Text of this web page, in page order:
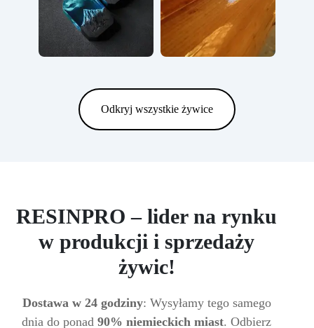
Odkryj wszystkie żywice
RESINPRO – lider na rynku
w produkcji i sprzedaży
żywic!
Dostawa w 24 godziny: Wysyłamy tego samego
dnia do ponad 90% niemieckich miast. Odbierz